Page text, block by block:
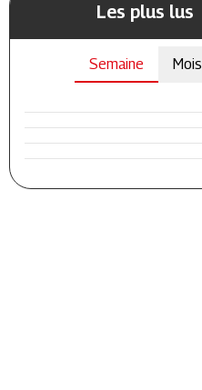
Les plus lus
Semaine Mois